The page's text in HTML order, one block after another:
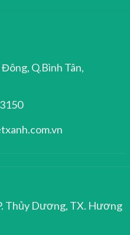
Q.Bình Tân,
Thủy Dương, TX. Hương